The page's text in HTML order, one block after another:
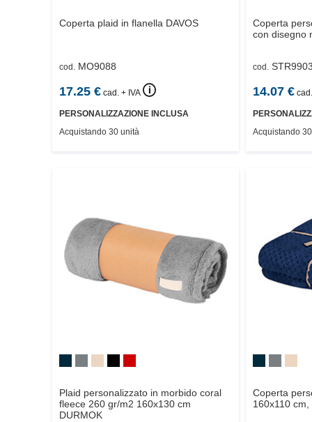
Coperta plaid in flanella DAVOS
cod. MO9088
17.25 € cad. + IVA 🛈
PERSONALIZZAZIONE INCLUSA
Acquistando 30 unità
Coperta
con disegno
cod.
14.07€
Acquistando
Plaid personalizzato in morbido coral
fleece 260 gr/m2 160x130 cm
DURMOK
Coperta
160x110 cm,